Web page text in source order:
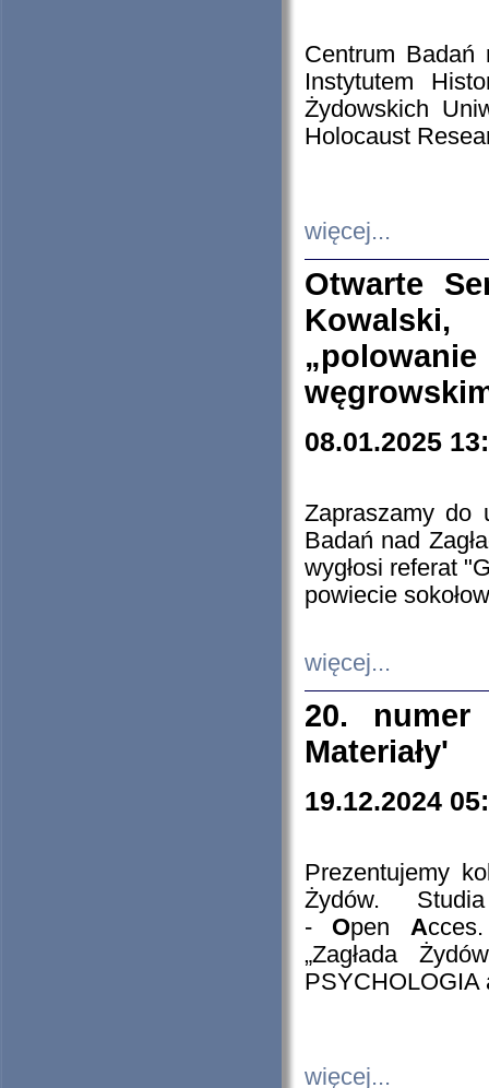
Centrum Badań
Instytutem
Żydowskich
Holocaust
więcej...
Otwarte
08.01.2025
Zapraszamy do
Badań nad
wygłosi referat
powiecie
więcej...
20. numer
Materiały'
19.12.2024
Prezentujemy
Żydów.
- Open A
„Zagłada
PSYCHOLOGIA
więcej...